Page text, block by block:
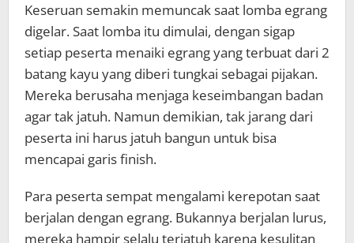
Keseruan semakin memuncak saat lomba egrang
digelar. Saat lomba itu dimulai, dengan sigap
setiap peserta menaiki egrang yang terbuat dari 2
batang kayu yang diberi tungkai sebagai pijakan.
Mereka berusaha menjaga keseimbangan badan
agar tak jatuh. Namun demikian, tak jarang dari
peserta ini harus jatuh bangun untuk bisa
mencapai garis finish.
Para peserta sempat mengalami kerepotan saat
berjalan dengan egrang. Bukannya berjalan lurus,
mereka hampir selalu terjatuh karena kesulitan